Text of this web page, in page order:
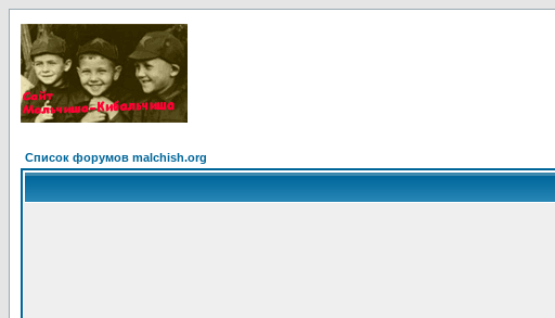
Список форумов malchish.org